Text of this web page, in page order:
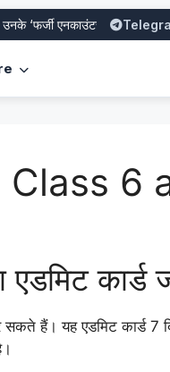
एनकाउंटर’ का पूरा सच SBI
Class 6
कार्ड
सकते हैं। यह एडमिट कार्ड 7